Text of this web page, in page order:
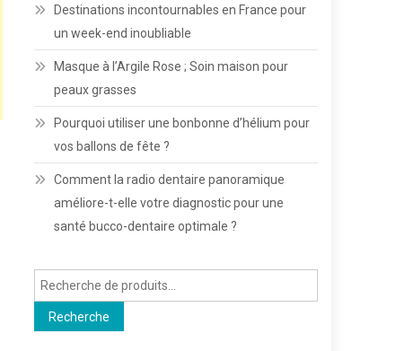
Destinations incontournables en France pour
un week-end inoubliable
Masque à l’Argile Rose ; Soin maison pour
peaux grasses
Pourquoi utiliser une bonbonne d’hélium pour
vos ballons de fête ?
Comment la radio dentaire panoramique
améliore-t-elle votre diagnostic pour une
santé bucco-dentaire optimale ?
Recherche
pour :
Recherche